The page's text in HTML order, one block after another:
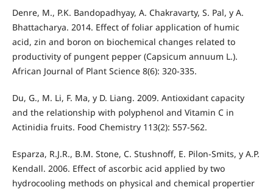
Denre, M., P.K. Bandopadhyay, A. Chakravarty, S. Pal, y A.
Bhattacharya. 2014. Effect of foliar application of humic
acid, zin and boron on biochemical changes related to
productivity of pungent pepper (Capsicum annuum L.).
African Journal of Plant Science 8(6): 320-335.
Du, G., M. Li, F. Ma, y D. Liang. 2009. Antioxidant capacity
and the relationship with polyphenol and Vitamin C in
Actinidia fruits. Food Chemistry 113(2): 557-562.
Esparza, R.J.R., B.M. Stone, C. Stushnoff, E. Pilon-Smits, y A.P.
Kendall. 2006. Effect of ascorbic acid applied by two
hydrocooling methods on physical and chemical propertier